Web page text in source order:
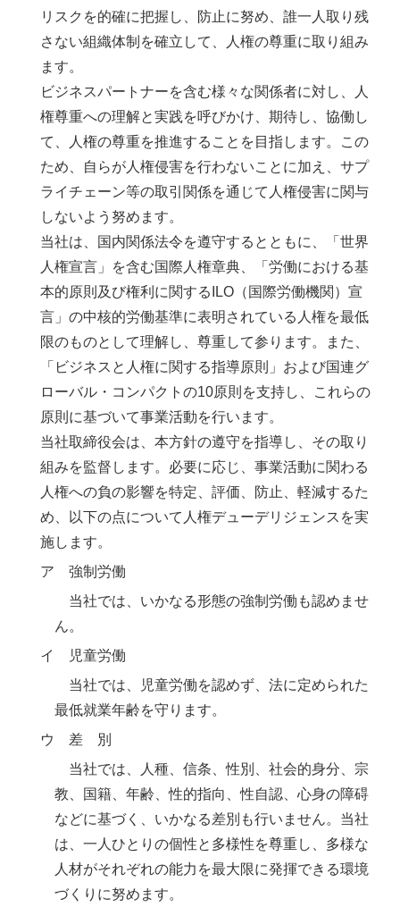
リスクを的確に把握し、防止に努め、誰一人取り残
さない組織体制を確立して、人権の尊重に取り組み
ます。
ビジネスパートナーを含む様々な関係者に対し、人
権尊重への理解と実践を呼びかけ、期待し、協働し
て、人権の尊重を推進することを目指します。この
ため、自らが人権侵害を行わないことに加え、サプ
ライチェーン等の取引関係を通じて人権侵害に関与
しないよう努めます。
当社は、国内関係法令を遵守するとともに、「世界
人権宣言」を含む国際人権章典、「労働における基
本的原則及び権利に関するILO（国際労働機関）宣
言」の中核的労働基準に表明されている人権を最低
限のものとして理解し、尊重して参ります。また、
「ビジネスと人権に関する指導原則」および国連グ
ローバル・コンパクトの10原則を支持し、これらの
原則に基づいて事業活動を行います。
当社取締役会は、本方針の遵守を指導し、その取り
組みを監督します。必要に応じ、事業活動に関わる
人権への負の影響を特定、評価、防止、軽減するた
め、以下の点について人権デューデリジェンスを実
施します。
ア 強制労働
当社では、いかなる形態の強制労働も認めませ
ん。
イ 児童労働
当社では、児童労働を認めず、法に定められた
最低就業年齢を守ります。
ウ 差 別
当社では、人種、信条、性別、社会的身分、宗
教、国籍、年齢、性的指向、性自認、心身の障碍
などに基づく、いかなる差別も行いません。当社
は、一人ひとりの個性と多様性を尊重し、多様な
人材がそれぞれの能力を最大限に発揮できる環境
づくりに努めます。